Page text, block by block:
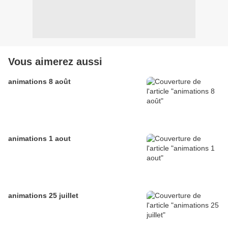
Vous aimerez aussi
animations 8 août
animations 1 aout
animations 25 juillet